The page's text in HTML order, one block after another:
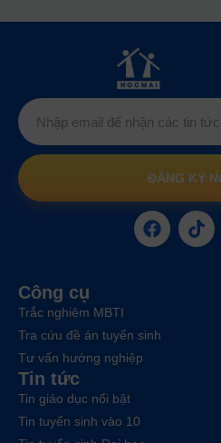
ĐĂNG KÝ
Công cụ
Trắc nghiệm MBTI
Tra cứu đề án tuyển sinh
Tư vấn hướng nghiệp
Tin tức
Tin giáo dục nổi bật
Tin tuyển sinh vào 10